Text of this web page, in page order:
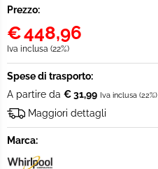
Prezzo:
€448,96
Iva inclusa (22%)
Spese di trasporto:
A partire da € 31,99 Iva inclusa (22%)
Maggiori dettagli
Marca: